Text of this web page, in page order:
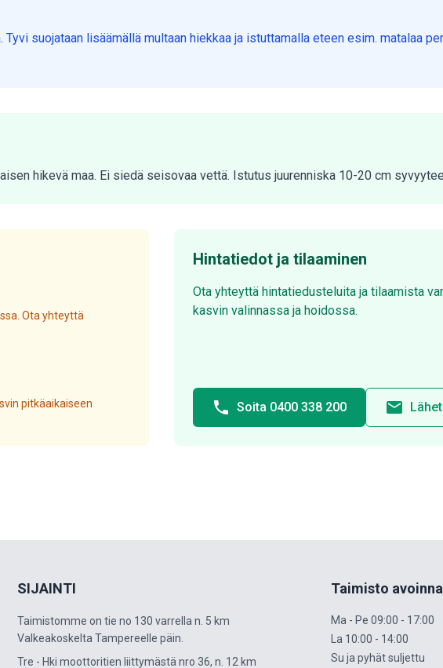
suojataan lisäämällä multaan hiekkaa ja istuttamalla eteen esim. matalaa
hikevä maa. Ei siedä seisovaa vettä. Istutus juurenniska 10-20 cm
Ota yhteyttä
pitkäaikaiseen
Hintatiedot ja tilaaminen
Ota yhteyttä hintatiedusteluita ja tilaamista
kasvin valinnassa ja hoidossa.
phone Soita 0400 338 200 email
SIJAINTI
Taimistomme on tie no 130 varrella n. 5 km
Valkeakoskelta Tampereelle päin.
Tre - Hki moottoritien liittymästä nro 36, n. 12 km
Taimisto avoinna
Ma - Pe 09:00 - 17:00
La 10:00 - 14:00
Su ja pyhät suljettu